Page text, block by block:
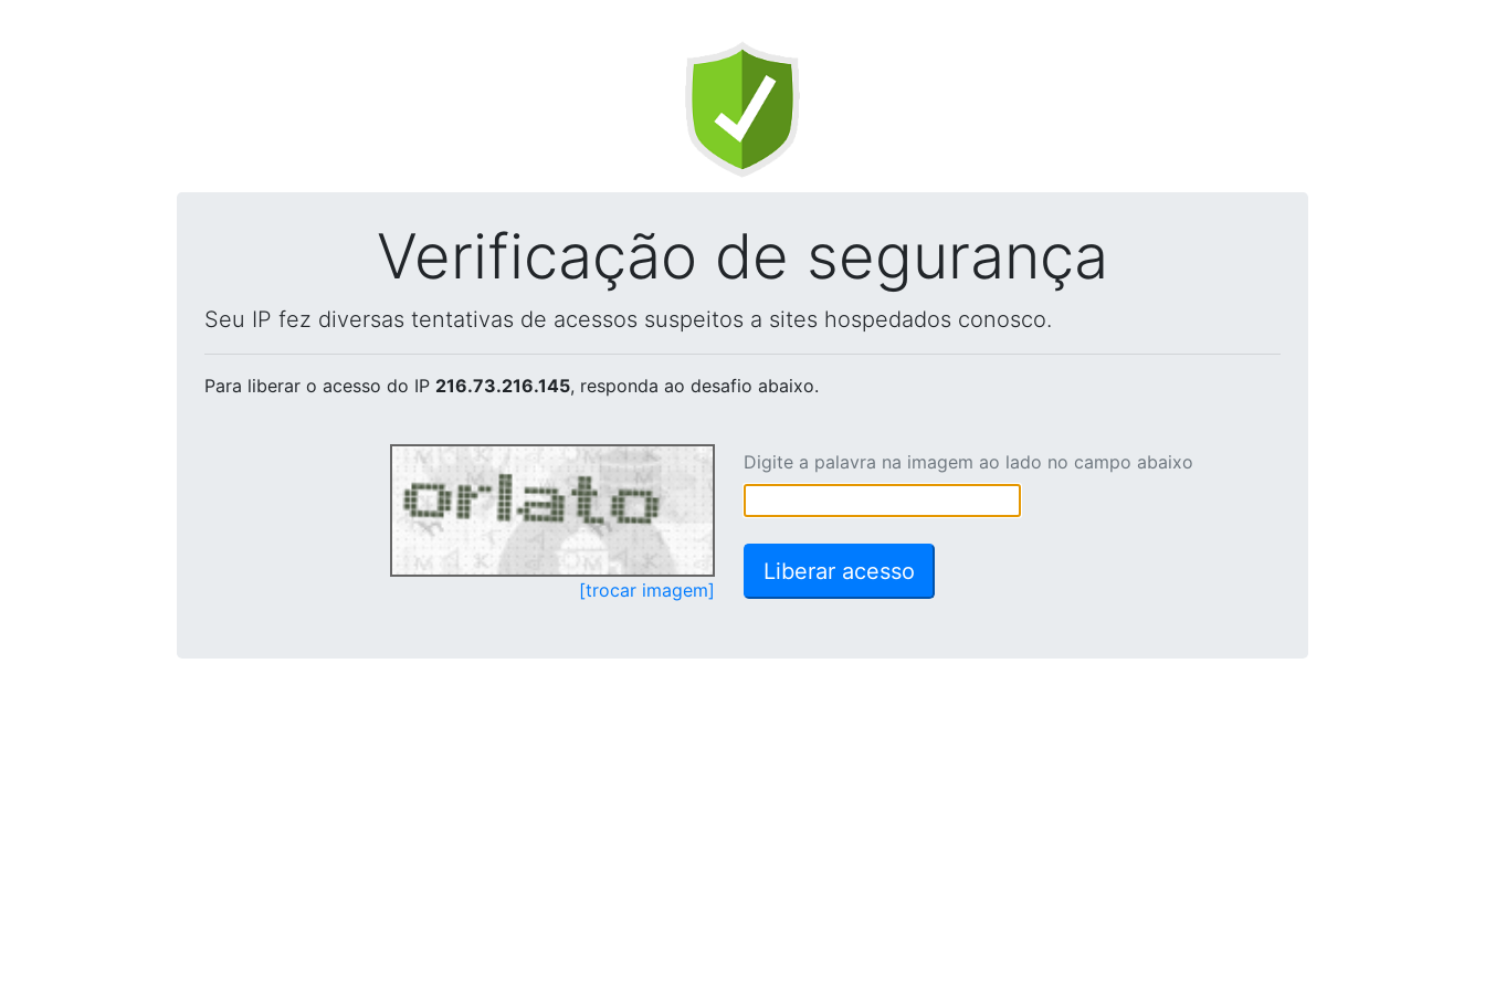
Verificação de segurança
Seu IP fez diversas tentativas de acessos suspeitos a sites hospedados conosco.
Para liberar o acesso do IP 216.73.216.145, responda ao desafio abaixo.
[trocar imagem]
Digite a palavra na imagem ao lado no campo abaixo